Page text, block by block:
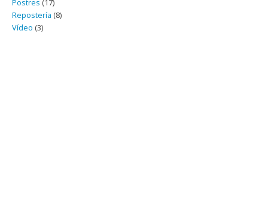
Postres (17)
Repostería (8)
Vídeo (3)